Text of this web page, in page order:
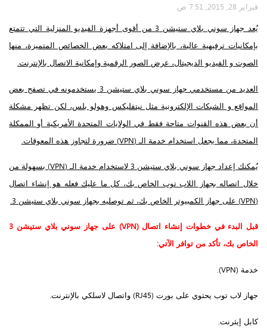
فبراير 28, 2015, 7:51 ص
يُعد جهاز سوني بلاي ستيشن 3 من أقوى أجهزة الفيديو المنزلية التي تتمتع
بإمكانيات ترفيهية عالية، بالإضافة إلى امتلاكه بعض الخصائص المتميزة، منها
الصوت و الفيديو الديجيتال، عرض الصور الرقمية وإمكانية الاتصال بالإنترنت.
العديد من مستخدمي جهاز سوني بلاي ستيشن 3 يستخدمونه في تصفح بعض
المواقع و الشبكات الإلكترونية مثل نيتفليكس وهولو بلس، لكن تظهر مشكلة
أن بعض هذه القنوات متاحة فقط في الولايات المتحدة الأمريكية أو الممكلة
المتحدة، مما يجعل استخدام خدمة الـ (VPN) ضرورة لتجاوز هذه المعوقات.
يُمكنك إعداد جهاز سوني بلاي ستيشن 3 لاستخدام خدمة الـ (VPN) بسهولة من
خلال اتصاله بجهاز اللاب توب الخاص بك، كل ما عليك فعله هو إنشاء اتصال
(VPN) على جهاز الكمبيوتر الخاص بك، ثم توصليه بجهاز سوني بلاي ستيشن 3.
قبل البدء في خطوات إنشاء اتصال (VPN) على جهاز سوني بلاي ستيشن 3
الخاص بك، تأكد من توافر الآتي:
خدمة (VPN).
جهاز لاب توب يحتوي على بورت (RJ45) واتصال لاسلكي بالإنترنت.
كابل إيثرنت.